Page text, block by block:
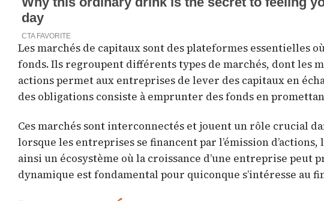
Les marchés de capitaux sont des plateformes essentielles
fonds. Ils regroupent différents types de marchés, dont les
actions permet aux entreprises de lever des capitaux en
des obligations consiste à emprunter des fonds en
Ces marchés sont interconnectés et jouent un rôle crucial
lorsque les entreprises se financent par l’émission
ainsi un écosystème où la croissance d’une entreprise
dynamique est fondamental pour quiconque s’intéresse au